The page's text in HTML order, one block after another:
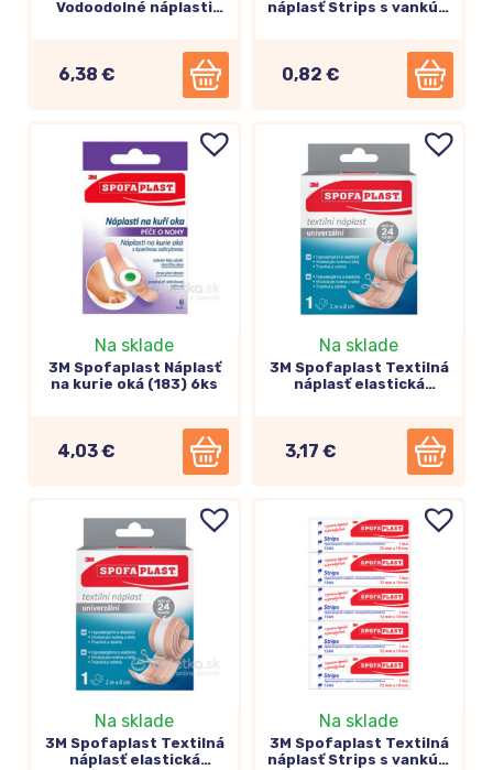
Vodoodolné náplasti
6,38 €
náplasť Strips s vankúš.
0,82 €
Na sklade
3M Spofaplast Náplasť
na kurie oká (183) 6ks
4,03 €
Na sklade
3M Spofaplast Textilná
náplasť elastická
3,17 €
Na sklade
3M Spofaplast Textilná
náplasť elastická
Na sklade
3M Spofaplast Textilná
náplasť Strips s vankúš.